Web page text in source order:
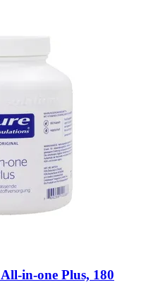
All-​in-​one Plus, 180